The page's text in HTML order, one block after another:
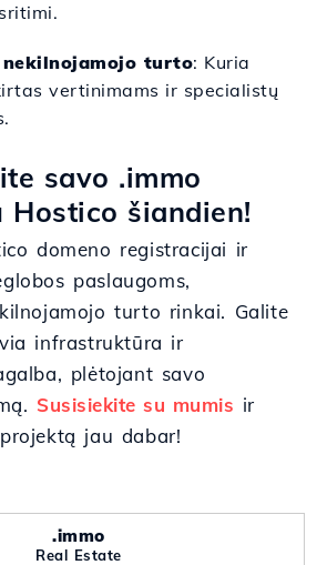
turto: Kuria
vertinimams ir specialistų
savo .immo
Hostico šiandien!
domeno registracijai ir
paslaugoms,
turto rinkai. Galite
infrastruktūra ir
plėtojant savo
Susisiekite su mumis ir
jau dabar!
.immo
Real Estate